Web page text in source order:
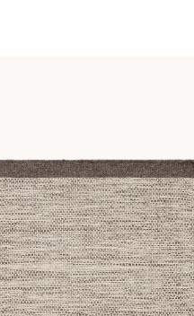
finns det även mer
på mattan. Det är